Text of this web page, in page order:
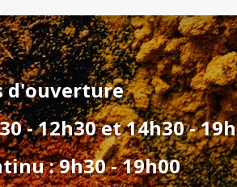
d'ouverture
- 12h30 et 14h30 -
: 9h30 - 19h00